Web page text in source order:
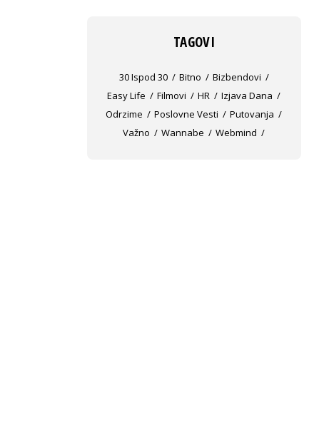
TAGOVI
30 Ispod 30 Bitno
Bizbendovi
Easy Life
Filmovi HR
Izjava Dana
Odrzime
Poslovne Vesti
Putovanja
Važno
Wannabe Webmind